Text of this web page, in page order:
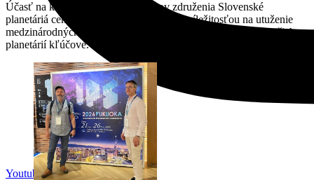
Youtube
Účasť na konferencii bola pre členov združenia Slovenské
planetáriá cenným zdrojom informácií a príležitosťou na utuženie
medzinárodných odborných kontaktov, ktoré sú pre rozvoj našich
planetárií kľúčové.